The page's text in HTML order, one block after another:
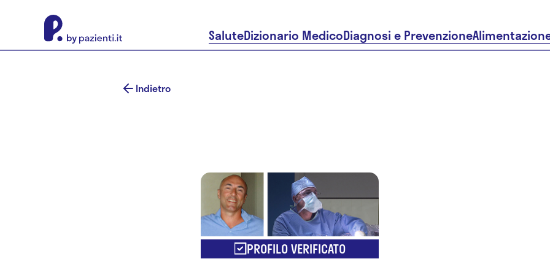
SaluteDizionario MedicoDiagnosi e Prevenzione
Indietro
PROFILO VERIFICATO